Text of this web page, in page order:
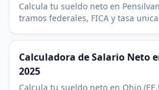
Calcula tu sueldo neto en
tramos federales, FICA y tasa
Calculadora de Salario Neto
2025
Calcula tu sueldo neto en Ohio